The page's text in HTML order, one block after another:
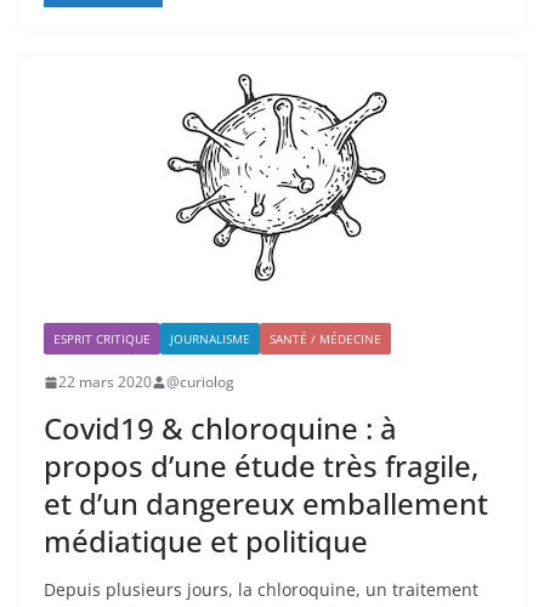
ESPRIT CRITIQUE JOURNALISME SANTÉ / MÉDECINE
22 mars 2020 @curiolog
Covid19 & chloroquine : à
propos d’une étude très fragile,
et d’un dangereux emballement
médiatique et politique
Depuis plusieurs jours, la chloroquine, un traitement